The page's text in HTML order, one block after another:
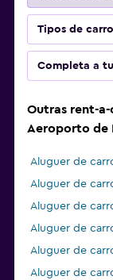
Tipos de
Completa a
Outras rent-
Aeroporto de
Aluguer de
Aluguer de
Aluguer de
Aluguer de
Aluguer de
Aluguer de